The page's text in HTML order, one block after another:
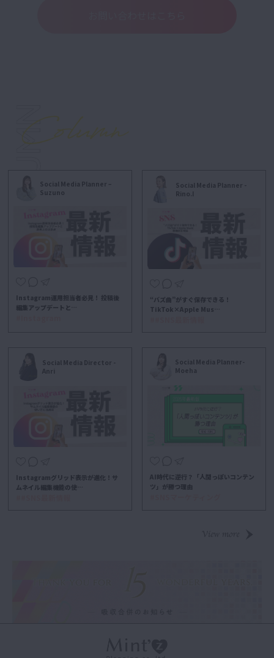
Social Media Planner –
Suzuno
Instagram運用担当者必見！ 投稿後
編集アップデートと…
Social Media Planner -
Rino.I
“バズ曲”がすぐ保存できる！
TikTok×Apple Mus…
Social Media Director -
Anri
Instagramグリッド表示が進化！サ
ムネイル編集機能の使…
Social Media Planner-
Moeha
AI時代に逆行？「人間っぽいコンテン
ツ」が勝つ理由